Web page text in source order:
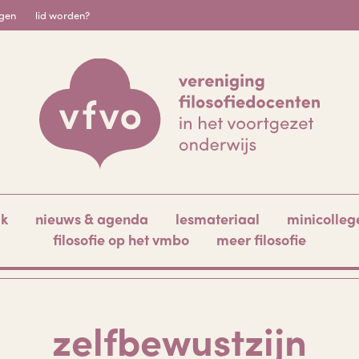
lid worden?
nieuws & agenda lesmateriaal
filosofie op het vmbo
meer filosofie
zelfbewustzijn